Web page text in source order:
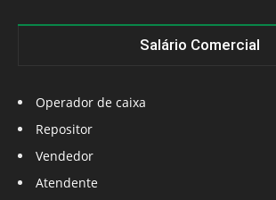
Salário Comercial
Operador de caixa
Repositor
Vendedor
Atendente